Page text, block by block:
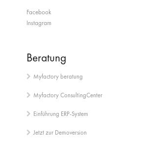
Facebook
Instagram
Beratung
Myfactory beratung
Myfactory ConsultingCenter
Einführung ERP-System
Jetzt zur Demoversion